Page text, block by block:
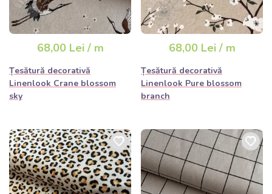
68,00 Lei / m
Țesătură decorativă
Linenlook Crane blossom
sky
68,00 Lei / m
Țesătură decorativă
Linenlook Pure blossom
branch